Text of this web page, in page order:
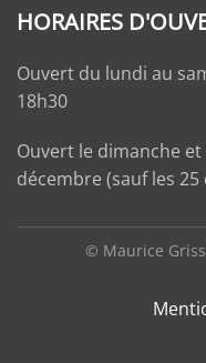
HORAIRES
Ouvert du lundi au
18h30
Ouvert le dimanche
décembre (sauf les
© Maurice